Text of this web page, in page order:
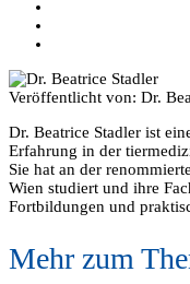
Veröffentlicht von: Dr.
Dr. Beatrice Stadler ist
Erfahrung in der
Sie hat an der
Wien studiert und ihre
Fortbildungen und
Mehr zum